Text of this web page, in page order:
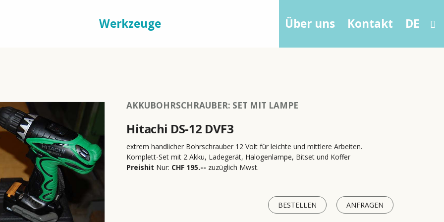
Werkzeuge Über uns Kontakt DE
AKKUBOHRSCHRAUBER: SET MIT LAMPE
Hitachi DS-12 DVF3
extrem handlicher Bohrschrauber 12 Volt für leichte und mittlere Arbeiten.
Komplett-Set mit 2 Akku, Ladegerät, Halogenlampe, Bitset und Koffer
Preishit Nur: CHF 195.-- zuzüglich Mwst.
BESTELLEN ANFRAGEN